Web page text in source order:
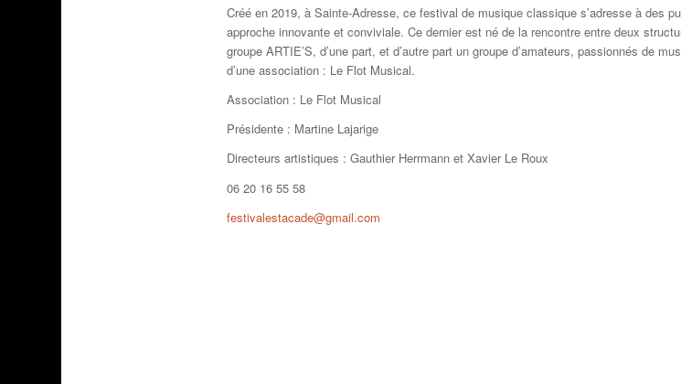
Créé en 2019, à Sainte-Adresse, ce festival de musique classique s’adresse à des
approche innovante et conviviale. Ce dernier est né de la rencontre entre deux
groupe ARTIE’S, d’une part, et d’autre part un groupe d’amateurs, passionnés de
d’une association : Le Flot Musical.
Association : Le Flot Musical
Présidente : Martine Lajarige
Directeurs artistiques : Gauthier Herrmann et Xavier Le Roux
06 20 16 55 58
festivalestacade@gmail.com